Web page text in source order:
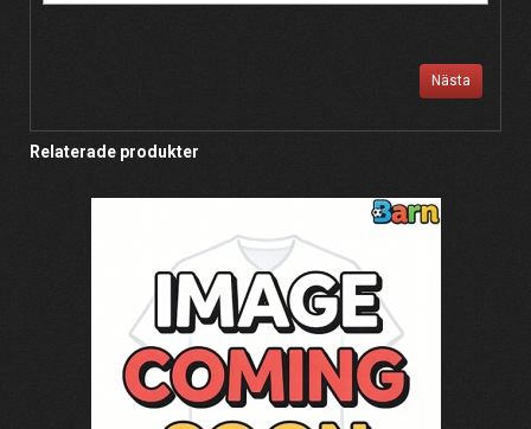
Nästa
Relaterade produkter